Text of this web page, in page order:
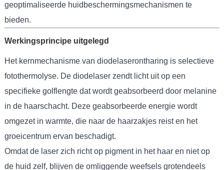
geoptimaliseerde huidbeschermingsmechanismen te
bieden.
Werkingsprincipe uitgelegd
Het kernmechanisme van diodelaserontharing is selectieve
fotothermolyse. De diodelaser zendt licht uit op een
specifieke golflengte dat wordt geabsorbeerd door melanine
in de haarschacht. Deze geabsorbeerde energie wordt
omgezet in warmte, die naar de haarzakjes reist en het
groeicentrum ervan beschadigt.
Omdat de laser zich richt op pigment in het haar en niet op
de huid zelf, blijven de omliggende weefsels grotendeels